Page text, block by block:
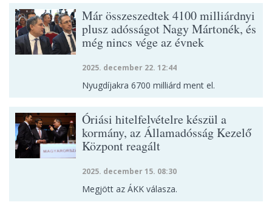
Már összeszedtek 4100 milliárdnyi
plusz adósságot Nagy Mártonék, és
még nincs vége az évnek
2025. december 22. 12:44
Nyugdíjakra 6700 milliárd ment el.
Óriási hitelfelvételre készül a
kormány, az Államadósság Kezelő
Központ reagált
2025. december 15. 08:30
Megjött az ÁKK válasza.